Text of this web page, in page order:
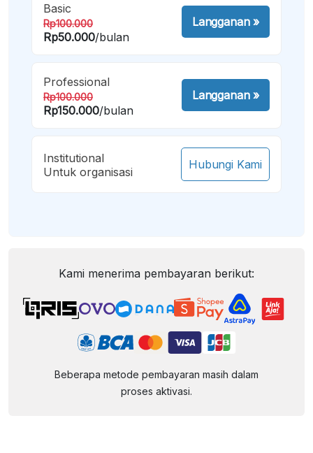
Basic
Rp100.000
Rp50.000/bulan
Langganan»
Professional
Rp100.000
Rp150.000/bulan
Langganan»
Institutional
Untuk organisasi
Hubungi Kami
Kami menerima pembayaran berikut:
Beberapa metode pembayaran masih dalam
proses aktivasi.